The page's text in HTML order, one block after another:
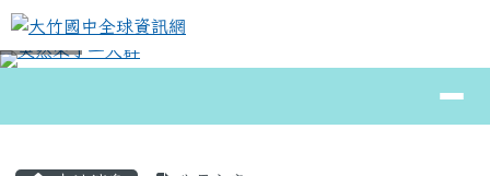
跳至主內容區
大竹國中全球資訊網
⏸